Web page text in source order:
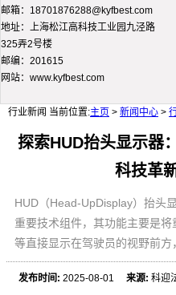
邮箱：18701876288@kyfbest.com
地址：上海松江高科技工业园九泾路
325弄2号楼
邮编：201615
网站：www.kyfbest.com
行业新闻 当前位置:主页 > 新闻中心 >
探索HUD抬头显示器
科技革
HUD（Head-UpDisplay）抬头
重要技术组件，其功能主要是
等直接显示在驾驶员的视野前
发布时间: 2025-08-01来源: 科